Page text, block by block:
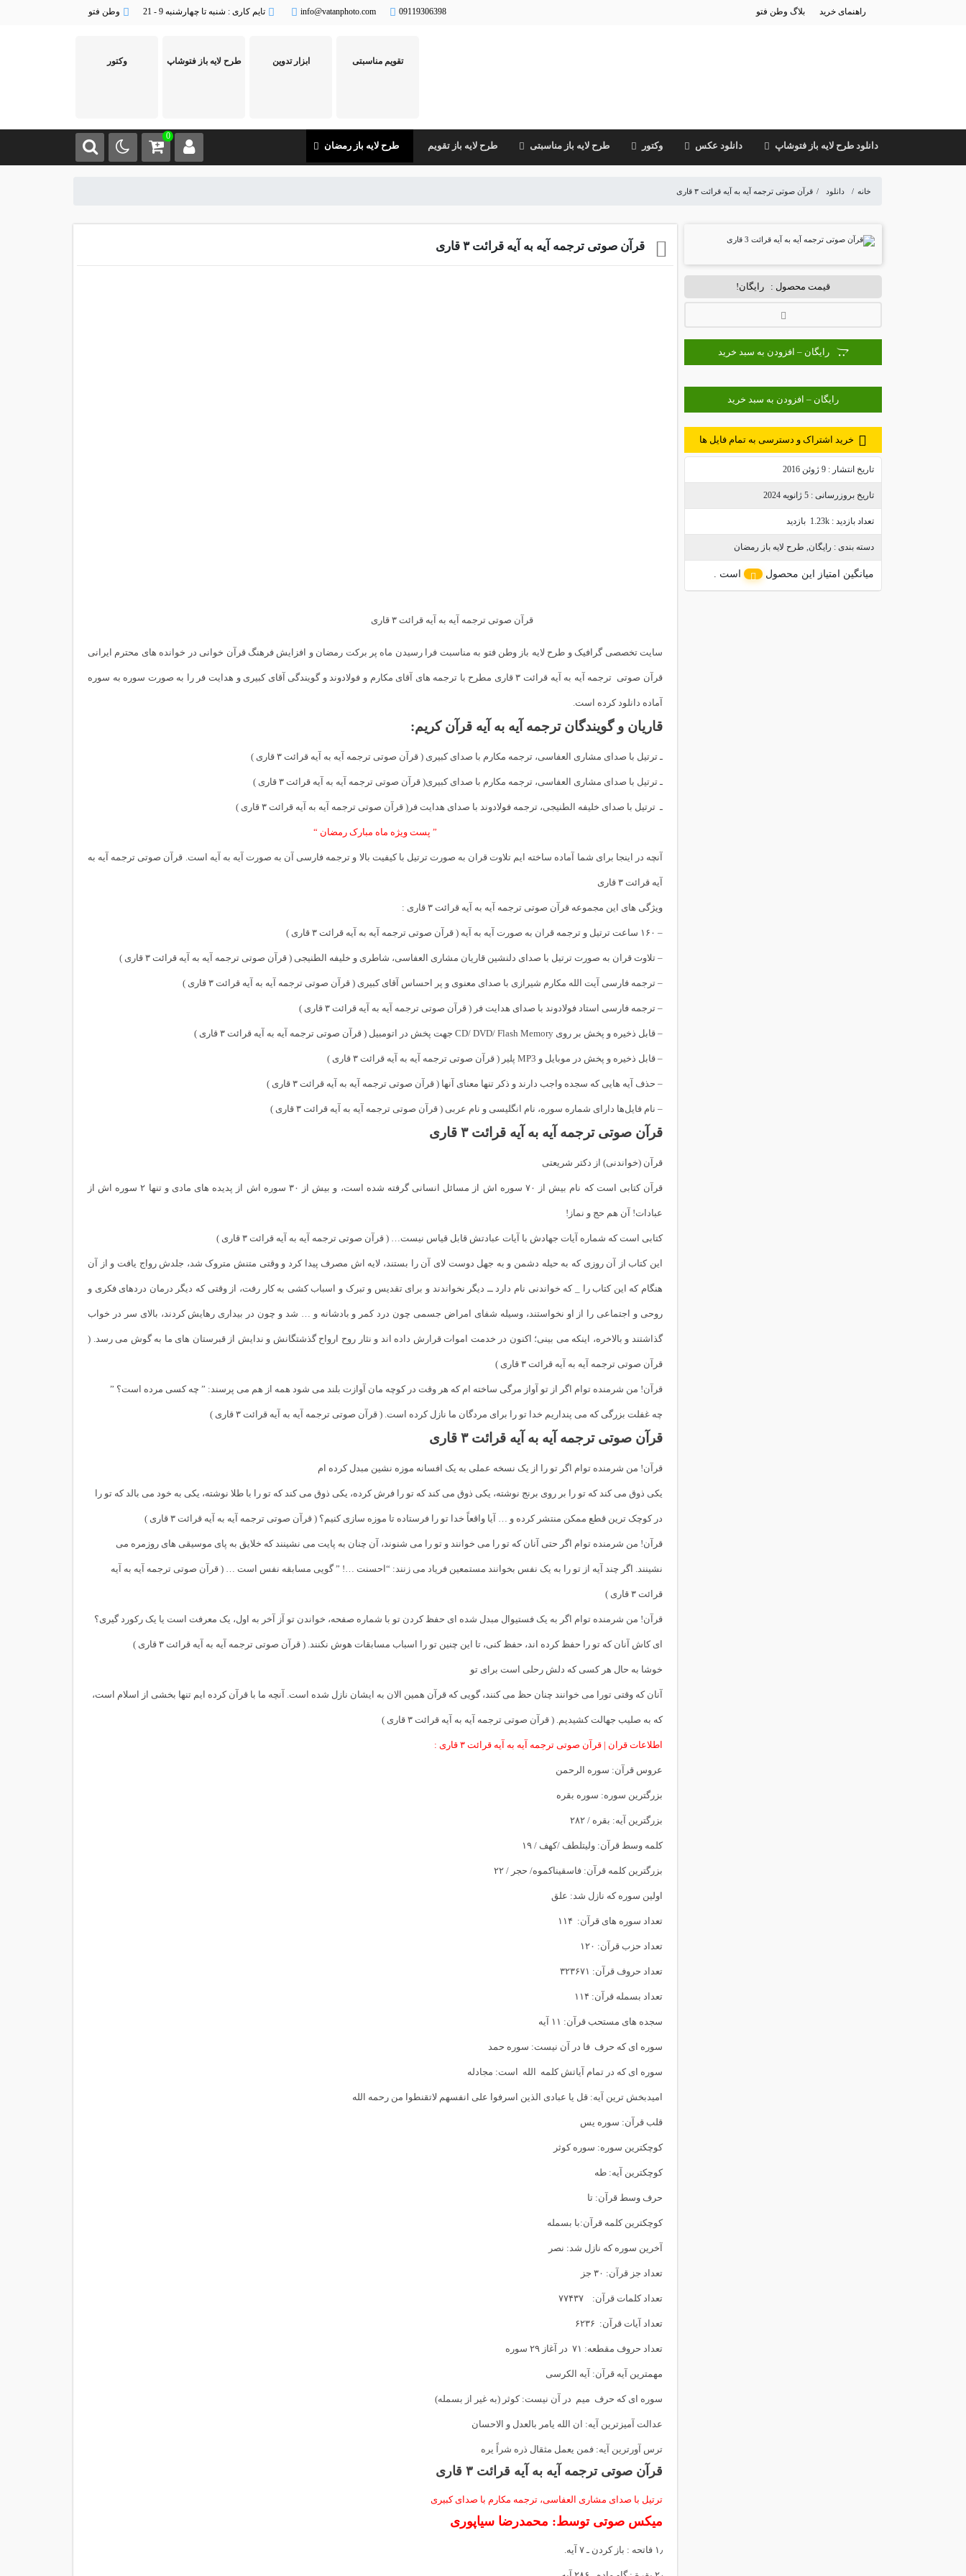
راهنمای خرید بلاگ وطن فتو 09119306398
info@vatanphoto.com تایم کاری : شنبه تا چهارشنبه 9 - 21 وطن فتو
وکتور طرح لایه باز فتوشاپ ابزار تدوین تقویم مناسبتی
دانلود طرح لایه باز فتوشاپ دانلود عکس وکتور طرح لایه باز مناسبتی طرح لایه باز تقویم طرح لایه باز رمضان
0
خانه / دانلود / قرآن صوتی ترجمه آیه به آیه قرائت ۳ قاری
قیمت محصول : رایگان!
رایگان – افزودن به سبد خرید
خرید اشتراک و دسترسی به تمام فایل ها
تاریخ انتشار : 9 ژوئن 2016
تاریخ بروزرسانی : 5 ژانویه 2024
تعداد بازدید : 1.23k بازدید
دسته بندی : رایگان, طرح لایه باز رمضان
میانگین امتیاز این محصول است .
قرآن صوتی ترجمه آیه به آیه قرائت ۳ قاری
قرآن صوتی ترجمه آیه به آیه قرائت ۳ قاری
سایت تخصصی گرافیک و طرح لایه باز وطن فتو به مناسبت فرا رسیدن ماه پر برکت رمضان و افزایش فرهنگ قرآن خوانی در خوانده های محترم ایرانی
قرآن صوتی ترجمه آیه به آیه قرائت ۳ قاری مطرح با ترجمه های آقای مکارم و فولادوند و گویندگی آقای کبیری و هدایت فر را به صورت سوره به سوره
آماده دانلود کرده است.
قاریان و گویندگان ترجمه آیه به آیه قرآن کریم:
ـ ترتیل با صدای مشاری العفاسی، ترجمه مکارم با صدای کبیری ( قرآن صوتی ترجمه آیه به آیه قرائت ۳ قاری )
ـ ترتیل با صدای مشاری العفاسی، ترجمه مکارم با صدای کبیری( قرآن صوتی ترجمه آیه به آیه قرائت ۳ قاری )
ـ ترتیل با صدای خلیفه الطنیجی، ترجمه فولادوند با صدای هدایت فر( قرآن صوتی ترجمه آیه به آیه قرائت ۳ قاری )
” پست ویژه ماه مبارک رمضان “
آنچه در اینجا برای شما آماده ساخته ایم تلاوت قران به صورت ترتیل با کیفیت بالا و ترجمه فارسی آن به صورت آیه به آیه است. قرآن صوتی ترجمه آیه به
آیه قرائت ۳ قاری
ويژگی های این مجموعه قرآن صوتی ترجمه آیه به آیه قرائت ۳ قاری :
– ۱۶۰ ساعت ترتیل و ترجمه قران به صورت آیه به آیه ( قرآن صوتی ترجمه آیه به آیه قرائت ۳ قاری )
– تلاوت قران به صورت ترتیل با صدای دلنشین قاریان مشاری العفاسی، شاطری و خلیفه الطنیجی ( قرآن صوتی ترجمه آیه به آیه قرائت ۳ قاری )
– ترجمه فارسی آیت الله مکارم شیرازی با صدای معنوی و پر احساس آقای کبیری ( قرآن صوتی ترجمه آیه به آیه قرائت ۳ قاری )
– ترجمه فارسی استاد فولادوند با صدای هدایت فر ( قرآن صوتی ترجمه آیه به آیه قرائت ۳ قاری )
– قابل ذخیره و پخش بر روی CD/ DVD/ Flash Memory جهت پخش در اتومبیل ( قرآن صوتی ترجمه آیه به آیه قرائت ۳ قاری )
– قابل ذخیره و پخش در موبایل و MP3 پلیر ( قرآن صوتی ترجمه آیه به آیه قرائت ۳ قاری )
– حذف آیه هایی که سجده واجب دارند و ذکر تنها معنای آنها ( قرآن صوتی ترجمه آیه به آیه قرائت ۳ قاری )
– نام فایل‌ها دارای شماره سوره، نام انگلیسی‌ و نام عربی‌ ( قرآن صوتی ترجمه آیه به آیه قرائت ۳ قاری )
قرآن صوتی ترجمه آیه به آیه قرائت ۳ قاری
قرآن (خواندنی) از دکتر شریعتی
قرآن کتابی است که نام بیش از ۷۰ سوره اش از مسائل انسانی گرفته شده است، و بیش از ۳۰ سوره اش از پدیده های مادی و تنها ۲ سوره اش از
عبادات! آن هم حج و نماز!
کتابی است که شماره آیات جهادش با آیات عبادتش قابل قیاس نیست… ( قرآن صوتی ترجمه آیه به آیه قرائت ۳ قاری )
این کتاب از آن روزی که به حیله دشمن و به جهل دوست لای آن را بستند، لایه اش مصرف پیدا کرد و وقتی متنش متروک شد، جلدش رواج یافت و از آن
هنگام که این کتاب را _ که خواندنی نام دارد ــ دیگر نخواندند و برای تقدیس و تبرک و اسباب کشی به کار رفت، از وقتی که دیگر درمان دردهای فکری و
روحی و اجتماعی را از او نخواستند، وسیله شفای امراض جسمی چون درد کمر و بادشانه و … شد و چون در بیداری رهایش کردند، بالای سر در خواب
گذاشتند و بالاخره، اینکه می بینی؛ اکنون در خدمت اموات قرارش داده اند و نثار روح ارواح گذشتگانش و ندایش از قبرستان های ما به گوش می رسد. (
قرآن صوتی ترجمه آیه به آیه قرائت ۳ قاری )
قرآن! من شرمنده توام اگر از تو آواز مرگی ساخته ام که هر وقت در کوچه مان آوازت بلند می شود همه از هم می پرسند: ” چه کسی مرده است؟ ”
چه غفلت بزرگی که می پنداریم خدا تو را برای مردگان ما نازل کرده است. ( قرآن صوتی ترجمه آیه به آیه قرائت ۳ قاری )
قرآن صوتی ترجمه آیه به آیه قرائت ۳ قاری
قرآن! من شرمنده توام اگر تو را از یک نسخه عملی به یک افسانه موزه نشین مبدل کرده ام
یکی ذوق می کند که تو را بر روی برنج نوشته،‌ یکی ذوق می کند که تو را فرش کرده،‌ یکی ذوق می کند که تو را با طلا نوشته، ‌یکی به خود می بالد که تو را
در کوچک ترین قطع ممکن منتشر کرده و … آیا واقعاً خدا تو را فرستاده تا موزه سازی کنیم؟ ( قرآن صوتی ترجمه آیه به آیه قرائت ۳ قاری )
قرآن! من شرمنده توام اگر حتی آنان که تو را می خوانند و تو را می شنوند،‌ آن چنان به پایت می نشینند که خلایق به پای موسیقی های روزمره می
نشینند. اگر چند آیه از تو را به یک نفس بخوانند مستمعین فریاد می زنند: “احسنت …! ” گویی مسابقه نفس است … ( قرآن صوتی ترجمه آیه به آیه
قرائت ۳ قاری )
قرآن!‌ من شرمنده توام اگر به یک فستیوال مبدل شده ای حفظ کردن تو با شماره صفحه،‌ خواندن تو آز آخر به اول،‌ یک معرفت است یا یک رکورد گیری؟
ای کاش آنان که تو را حفظ کرده اند، ‌حفظ کنی، تا این چنین تو را اسباب مسابقات هوش نکنند. ( قرآن صوتی ترجمه آیه به آیه قرائت ۳ قاری )
خوشا به حال هر کسی که دلش رحلی است برای تو
آنان که وقتی تورا می خوانند چنان حظ می کنند،‌ گویی که قرآن همین الان به ایشان نازل شده است. آنچه ما با قرآن کرده ایم تنها بخشی از اسلام است،
که به صلیب جهالت کشیدیم. ( قرآن صوتی ترجمه آیه به آیه قرائت ۳ قاری )
اطلاعات قران | قرآن صوتی ترجمه آیه به آیه قرائت ۳ قاری :
عروس قرآن: سوره الرحمن
بزرگترین سوره: سوره بقره
بزرگترین آیه: بقره / ۲۸۲
كلمه وسط قرآن: ولیتلطف /كهف / ۱۹
بزرگترین كلمه قرآن: فاسقیناكموه/ حجر / ۲۲
اولین سوره كه نازل شد: علق
تعداد سوره های قرآن: ۱۱۴
تعداد حزب قرآن: ۱۲۰
تعداد حروف قرآن: ۳۲۳۶۷۱
تعداد بسمله قرآن: ۱۱۴
سجده های مستحب قرآن: ۱۱ آیه
سوره ای كه حرف فا در آن نیست: سوره حمد
سوره ای كه در تمام آیاتش كلمه الله است: مجادله
امیدبخش ترین آیه: قل یا عبادی الذین اسرفوا علی انفسهم لاتقنطوا من رحمه الله
قلب قرآن: سوره یس
كوچكترین سوره: سوره كوثر
كوچكترین آیه: طه
حرف وسط قرآن: تا
كوچكترین كلمه قرآن:با بسمله
آخرین سوره كه نازل شد: نصر
تعداد جز قرآن: ۳۰ جز
تعداد كلمات قرآن: ۷۷۴۳۷
تعداد آیات قرآن: ۶۲۳۶
تعداد حروف مقطعه: ۷۱ در آغاز ۲۹ سوره
مهمترین آیه قرآن: آیه الكرسی
سوره ای كه حرف میم در آن نیست: كوثر (به غیر از بسمله)
عدالت آمیزترین آیه: ان الله یامر بالعدل و الاحسان
ترس آورترین آیه: فمن یعمل مثقال ذره شراً یره
قرآن صوتی ترجمه آیه به آیه قرائت ۳ قاری
ترتیل با صدای مشاری العفاسی، ترجمه مکارم با صدای کبیری
میکس صوتی توسط: محمدرضا سیاپوری
۱٫ فاتحه : باز کردن ـ ۷ آیه.